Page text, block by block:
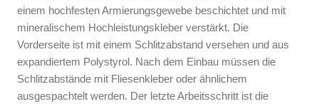
einem hochfesten Armierungsgewebe beschichtet und mit
mineralischem Hochleistungskleber verstärkt. Die
Vorderseite ist mit einem Schlitzabstand versehen und aus
expandiertem Polystyrol. Nach dem Einbau müssen die
Schlitzabstände mit Fliesenkleber oder ähnlichem
ausgespachtelt werden. Der letzte Arbeitsschritt ist die